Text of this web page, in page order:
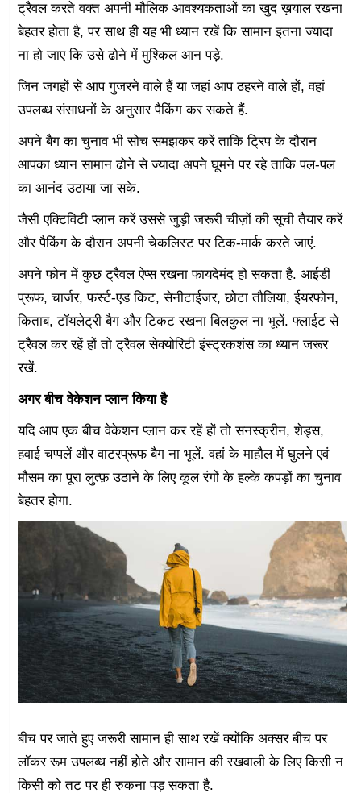
ट्रैवल करते वक्त अपनी मौलिक आवश्यकताओं का खुद ख़याल रखना
बेहतर होता है, पर साथ ही यह भी ध्यान रखें कि सामान इतना ज्यादा
ना हो जाए कि उसे ढोने में मुश्किल आन पड़े.
जिन जगहों से आप गुजरने वाले हैं या जहां आप ठहरने वाले हों, वहां
उपलब्ध संसाधनों के अनुसार पैकिंग कर सकते हैं.
अपने बैग का चुनाव भी सोच समझकर करें ताकि ट्रिप के दौरान
आपका ध्यान सामान ढोने से ज्यादा अपने घूमने पर रहे ताकि पल-पल
का आनंद उठाया जा सके.
जैसी एक्टिविटी प्लान करें उससे जुड़ी जरूरी चीज़ों की सूची तैयार करें
और पैकिंग के दौरान अपनी चेकलिस्ट पर टिक-मार्क करते जाएं.
अपने फोन में कुछ ट्रैवल ऐप्स रखना फायदेमंद हो सकता है. आईडी
प्रूफ, चार्जर, फर्स्ट-एड किट, सेनीटाईजर, छोटा तौलिया, ईयरफोन,
किताब, टॉयलेट्री बैग और टिकट रखना बिलकुल ना भूलें. फ्लाईट से
ट्रैवल कर रहें हों तो ट्रैवल सेक्योरिटी इंस्ट्रकशंस का ध्यान जरूर
रखें.
अगर बीच वेकेशन प्लान किया है
यदि आप एक बीच वेकेशन प्लान कर रहें हों तो सनस्क्रीन, शेड्स,
हवाई चप्पलें और वाटरप्रूफ बैग ना भूलें. वहां के माहौल में घुलने एवं
मौसम का पूरा लुत्फ़ उठाने के लिए कूल रंगों के हल्के कपड़ों का चुनाव
बेहतर होगा.
बीच पर जाते हुए जरूरी सामान ही साथ रखें क्योंकि अक्सर बीच पर
लॉकर रूम उपलब्ध नहीं होते और सामान की रखवाली के लिए किसी न
किसी को तट पर ही रुकना पड़ सकता है.